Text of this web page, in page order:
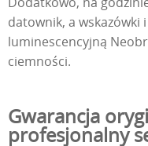
datownik, a
luminescencyjną
ciemności.
Gwarancja
profesjonalny